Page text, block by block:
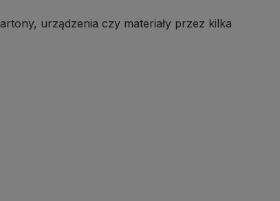
z
gumy termoplastycznej dbają o
urządzenia czy materiały przez kilka